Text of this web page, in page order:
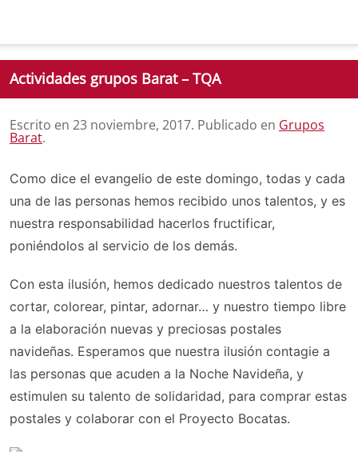
Actividades grupos Barat – TQA
Escrito en 23 noviembre, 2017. Publicado en Grupos
Barat.
Como dice el evangelio de este domingo, todas y cada
una de las personas hemos recibido unos talentos, y es
nuestra responsabilidad hacerlos fructificar,
poniéndolos al servicio de los demás.
Con esta ilusión, hemos dedicado nuestros talentos de
cortar, colorear, pintar, adornar… y nuestro tiempo libre
a la elaboración nuevas y preciosas postales
navideñas. Esperamos que nuestra ilusión contagie a
las personas que acuden a la Noche Navideña, y
estimulen su talento de solidaridad, para comprar estas
postales y colaborar con el Proyecto Bocatas.